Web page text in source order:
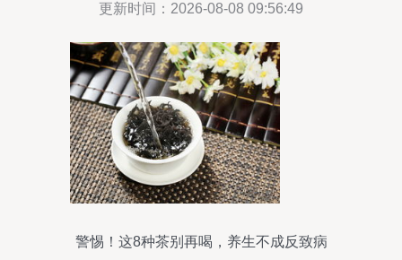
更新时间：2026-08-08 09:56:49
警惕！这8种茶别再喝，养生不成反致病